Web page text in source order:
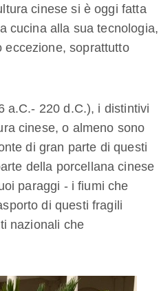
cinese si è oggi fatta
cucina alla sua tecnologia,
eccezione, soprattutto
a.C.- 220 d.C.), i distintivi
cinese, o almeno sono
di gran parte di questi
della porcellana cinese
paraggi - i fiumi che
di questi fragili
nazionali che